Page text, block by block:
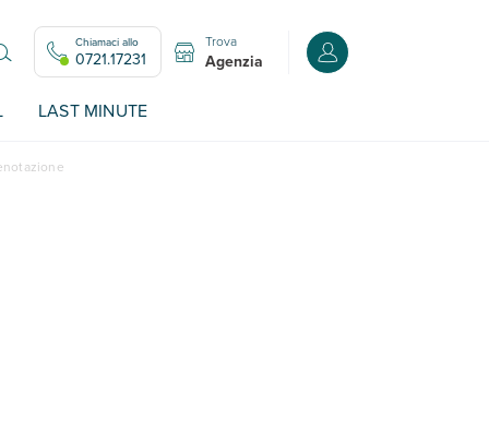
Chiamaci allo
0721.17231
Trova
Agenzia Accedi o registrati
LAST MINUTE